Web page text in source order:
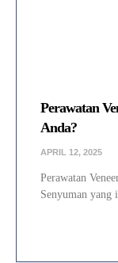
Perawatan
Anda?
APRIL 12, 2025
Perawatan
Senyuman yang